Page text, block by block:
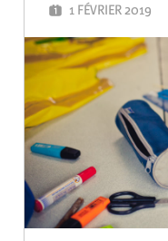
1 FÉVRIER 2019